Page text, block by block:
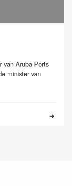
van Aruba Ports
minister van